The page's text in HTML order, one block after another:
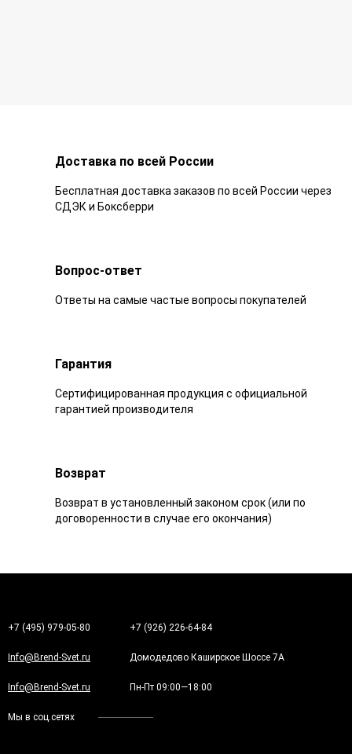
Доставка по всей России
Бесплатная доставка заказов по всей России через
СДЭК и Боксберри
Вопрос-ответ
Ответы на самые частые вопросы покупателей
Гарантия
Сертифицированная продукция с официальной
гарантией производителя
Возврат
Возврат в установленный законом срок (или по
договоренности в случае его окончания)
+7 (495) 979-05-80 +7 (926) 226-64-84
Info@Brend-Svet.ru Домодедово Каширское Шоссе 7А
Info@Brend-Svet.ru Пн-Пт 09:00—18:00
Мы в соц.сетях